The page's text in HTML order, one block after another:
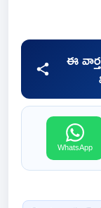
ఈ
WhatsApp